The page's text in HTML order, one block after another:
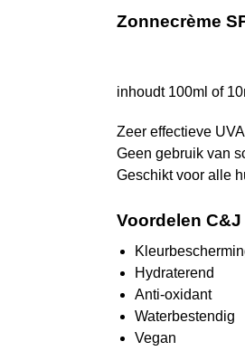
Zonnecrème
inhoudt 100ml of
Zeer effectieve
Geen gebruik van
Geschikt voor alle
Voordelen
Hydraterend
Anti-oxidant
Waterbestendig
Vegan